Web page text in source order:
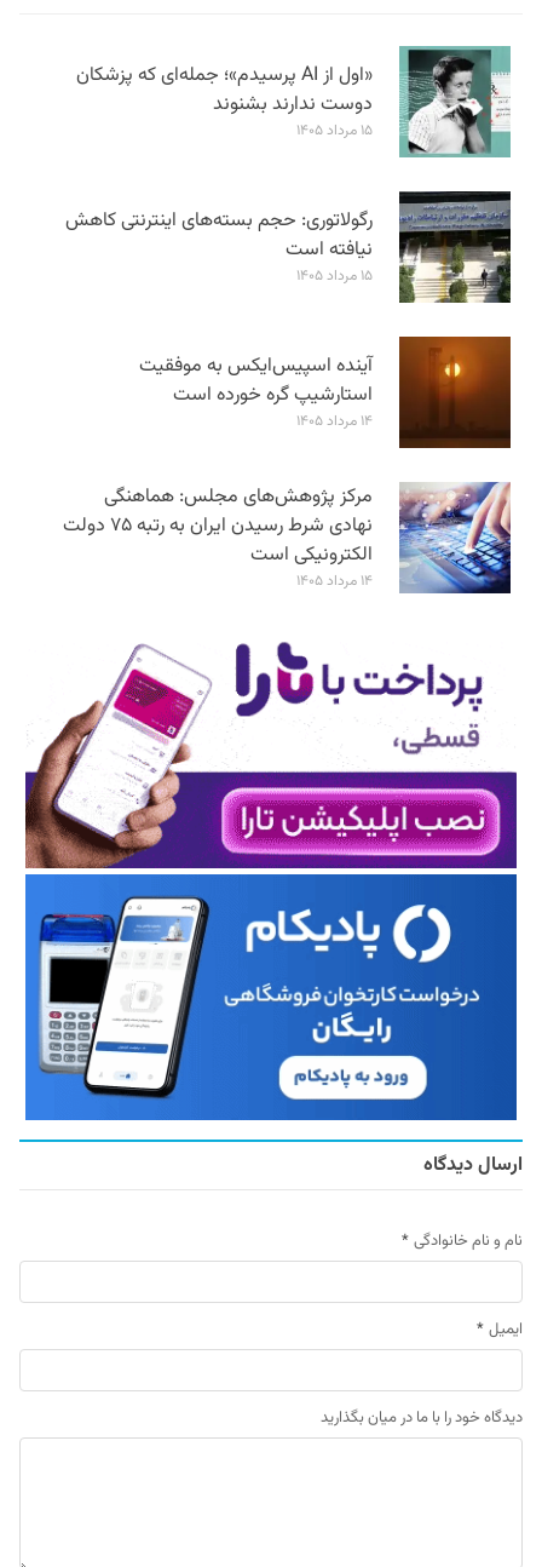
«اول از AI پرسیدم»؛ جمله‌ای که پزشکان
دوست ندارند بشنوند
۱۵ مرداد ۱۴۰۵
رگولاتوری: حجم بسته‌های اینترنتی کاهش
نیافته است
۱۵ مرداد ۱۴۰۵
آینده اسپیس‌ایکس به موفقیت
استارشیپ گره خورده است
۱۴ مرداد ۱۴۰۵
مرکز پژوهش‌های مجلس: هماهنگی
نهادی شرط رسیدن ایران به رتبه ۷۵ دولت
الکترونیکی است
۱۴ مرداد ۱۴۰۵
ارسال دیدگاه
نام و نام خانوادگی *
ایمیل *
دیدگاه خود را با ما در میان بگذارید